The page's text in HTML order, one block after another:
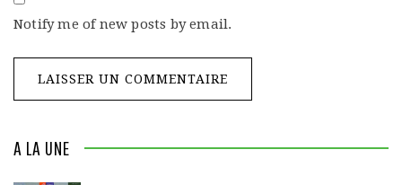
Notify me of new posts by email.
A LA UNE